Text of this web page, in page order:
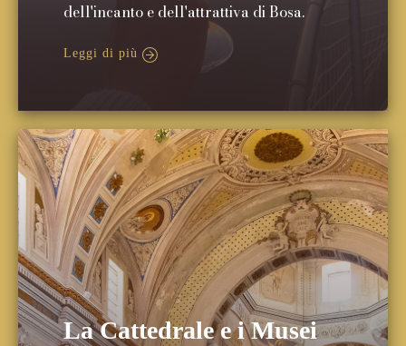
dell'incanto e dell'attrattiva di Bosa.
Leggi di più
La Cattedrale e i Musei